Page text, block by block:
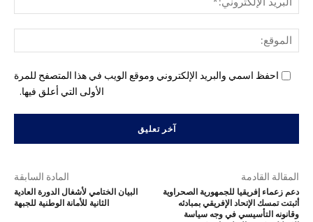
احفظ اسمي والبريد الإلكتروني وموقع الويب في هذا المتصفح للمرة
الأولى التي أعلق فيها.
المادة السابقة
البيان الختامي لأشغال الدورة العادية
الثانية للأمانة الوطنية للجبهة
المقالة القادمة
دعم زعماء إفريقيا للجمهورية الصحراوية
أثبتت تمسك الإتحاد الإفريقي بمبادئه
وقانونه التأسيسي في وجه سياسة